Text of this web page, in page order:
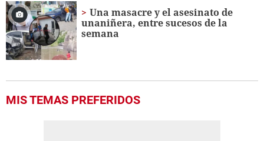
Una masacre y el asesinato de
unaniñera, entre sucesos de la
semana
MIS TEMAS PREFERIDOS